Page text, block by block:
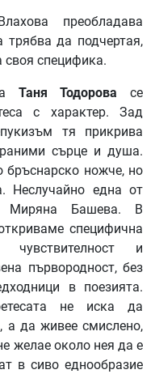
преобладава
трябва да подчертая,
своя специфика.
Таня Тодорова се
с характер. Зад
тя прикрива
сърце и душа.
бръснарско ножче, но
Неслучайно една от
Миряна Башева. В
специфична
и
първородност, без
в поезията.
не иска да
а да живее смислено,
желае около нея да е
в сиво еднообразие